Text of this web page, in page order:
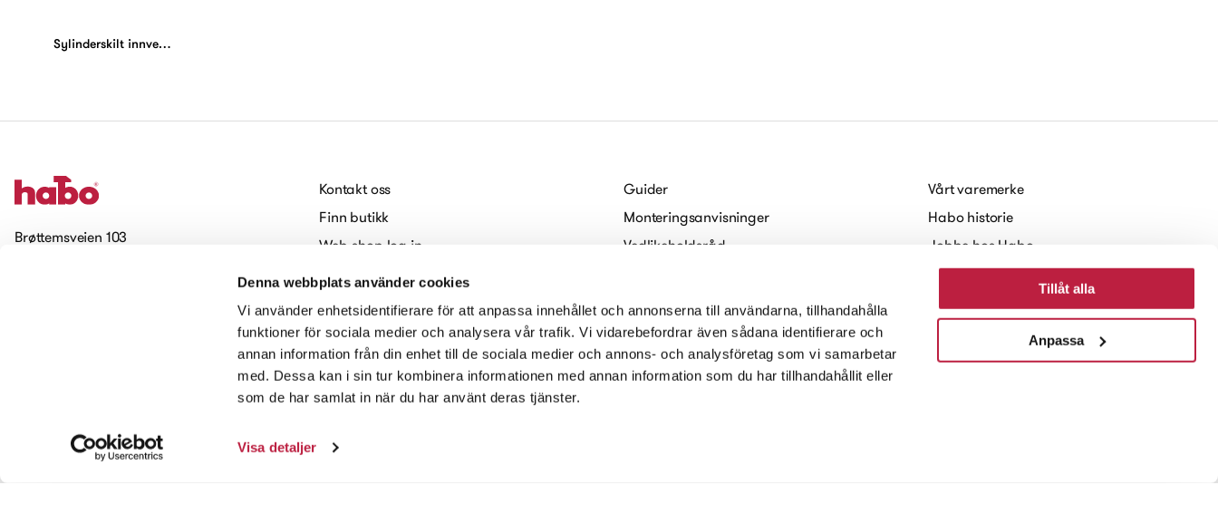
Denna webbplats använder cookies
Vi använder enhetsidentifierare för att anpassa innehållet och annonserna till användarna, tillhandahålla
funktioner för sociala medier och analysera vår trafik. Vi vidarebefordrar även sådana identifierare och
annan information från din enhet till de sociala medier och annons- och analysföretag som vi samarbetar
med. Dessa kan i sin tur kombinera informationen med annan information som du har tillhandahållit eller
som de har samlat in när du har använt deras tjänster.
Visa detaljer
Tillåt alla
Anpassa
Sylinderskilt innvendig Universal Matt messing 9+7 mm
Brøttemsveien 103
Kontakt oss
Finn butikk
Web-shop log in
Jobbe hos Habo
Cookies
Tilgjengelighetserklæring
Guider
Monteringsanvisninger
Vedlikeholdsråd
Digitale brosjyrer
Vårt varemerke
Habo historie
Jobbe hos Habo
Baerekraft